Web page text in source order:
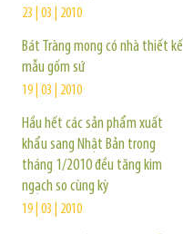
23 | 03 | 2010
Bát Tràng mong có nhà thiết kế
mẫu gốm sứ
19 | 03 | 2010
Hầu hết các sản phẩm xuất
khẩu sang Nhật Bản trong
tháng 1/2010 đều tăng kim
ngạch so cùng kỳ
19 | 03 | 2010